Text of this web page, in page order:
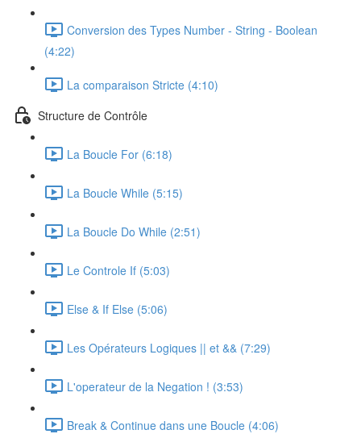
Conversion des Types Number - String - Boolean
(4:22)
La comparaison Stricte (4:10)
Structure de Contrôle
La Boucle For (6:18)
La Boucle While (5:15)
La Boucle Do While (2:51)
Le Controle If (5:03)
Else & If Else (5:06)
Les Opérateurs Logiques || et && (7:29)
L'operateur de la Negation ! (3:53)
Break & Continue dans une Boucle (4:06)